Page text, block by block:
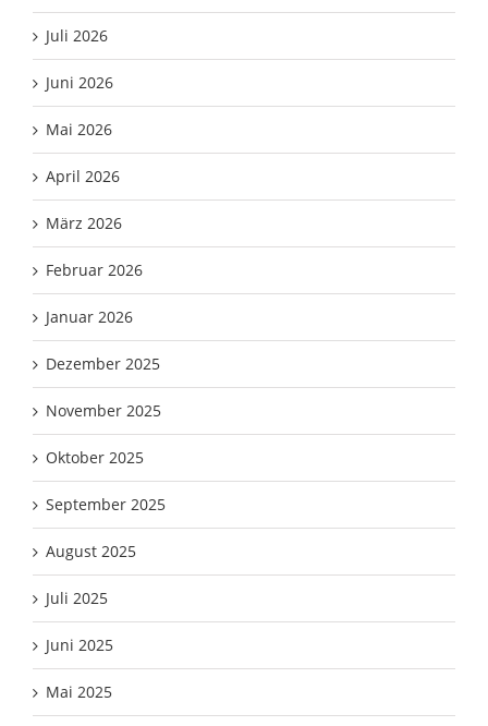
Juli 2026
Juni 2026
Mai 2026
April 2026
März 2026
Februar 2026
Januar 2026
Dezember 2025
November 2025
Oktober 2025
September 2025
August 2025
Juli 2025
Juni 2025
Mai 2025